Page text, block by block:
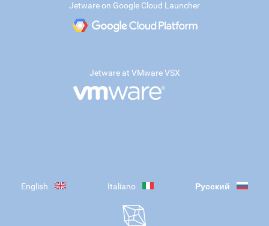
Jetware on Google Cloud Launcher
Jetware at VMware VSX
English Italiano Русский